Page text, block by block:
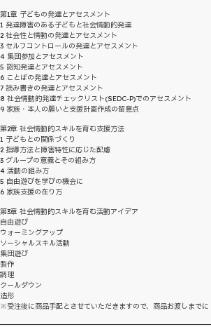
第1章 子どもの発達とアセスメント
1 発達障害のある子どもと社会情動的発達
2 社会性と情動の発達とアセスメント
3 セルフコントロールの発達とアセスメント
4 集団参加とアセスメント
5 認知発達とアセスメント
6 ことばの発達とアセスメント
7 読み書きの発達とアセスメント
8 社会情動的発達チェックリスト(SEDC-P)でのアセスメント
9 家族・本人の願いと支援計画作成の留意点
第2章 社会情動的スキルを育む支援方法
1 子どもとの関係づくり
2 指導方法と障害特性に応じた配慮
3 グループの意義とその組み方
4 活動の組み方
5 自由遊びを学びの機会に
6 家族支援の在り方
第3章 社会情動的スキルを育む活動アイデア
自由遊び
ウォーミングアップ
ソーシャルスキル活動
集団遊び
製作
調理
クールダウン
造形
※受注後に商品手配とさせていただきますので、商品お渡しまでに